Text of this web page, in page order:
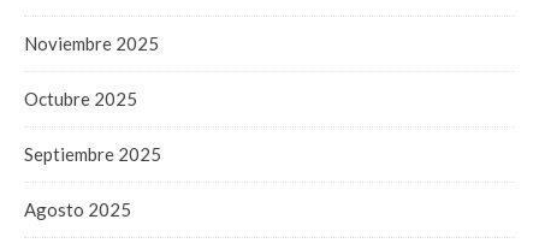
Noviembre 2025
Octubre 2025
Septiembre 2025
Agosto 2025